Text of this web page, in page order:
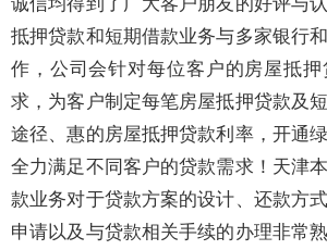
抵押贷款和短期借款业务与多家银行
作，公司会针对每位客户的房屋抵
求，为客户制定每笔房屋抵押贷款及
途径、惠的房屋抵押贷款利率，开通
全力满足不同客户的贷款需求！天津
款业务对于贷款方案的设计、还款方
申请以及与贷款相关手续的办理非常